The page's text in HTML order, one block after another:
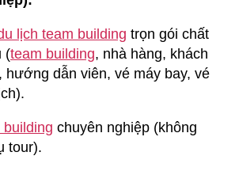
lịch team building trọn gói chất
(team building, nhà hàng, khách
hướng dẫn viên, vé máy bay, vé
chuyên nghiệp (không
tour).